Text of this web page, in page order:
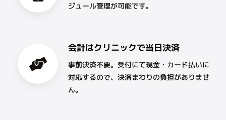
ジュール管理が可能です。
会計はクリニックで当日決済
事前決済不要。受付にて現金・カード払いに
対応するので、決済まわりの負担がありませ
ん。